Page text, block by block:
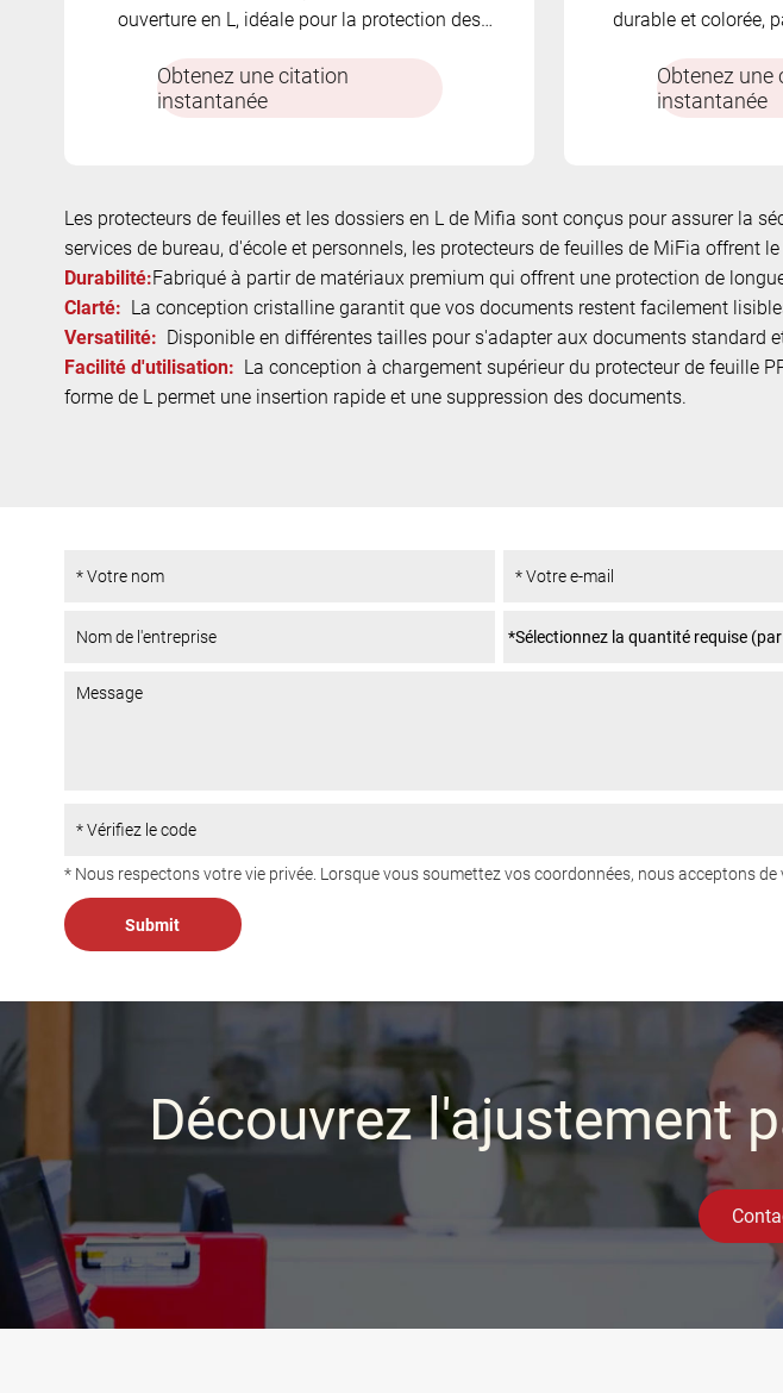
ouverture en L, idéale pour la protection des
Obtenez une citation
instantanée
durable et colorée,
Obtenez une
instantanée
Les protecteurs de feuilles et les dossiers en L de Mifia sont conçus pour assurer la
services de bureau, d'école et personnels, les protecteurs de feuilles de MiFia
Durabilité:Fabriqué à partir de matériaux premium qui offrent une protection de
Clarté: La conception cristalline garantit que vos documents restent facilement
Versatilité: Disponible en différentes tailles pour s'adapter aux documents standard
Facilité d'utilisation: La conception à chargement supérieur du protecteur de feuille
forme de L permet une insertion rapide et une suppression des documents.
* Nous respectons votre vie privée. Lorsque vous soumettez vos coordonnées, nous acceptons
Découvrez l'ajustement